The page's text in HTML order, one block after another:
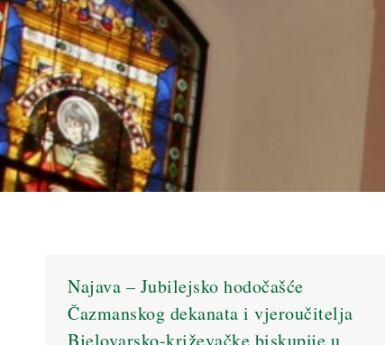
Najava – Jubilejsko hodočašće
Čazmanskog dekanata i vjeroučitelja
Bjelovarsko-križevačke biskupije u